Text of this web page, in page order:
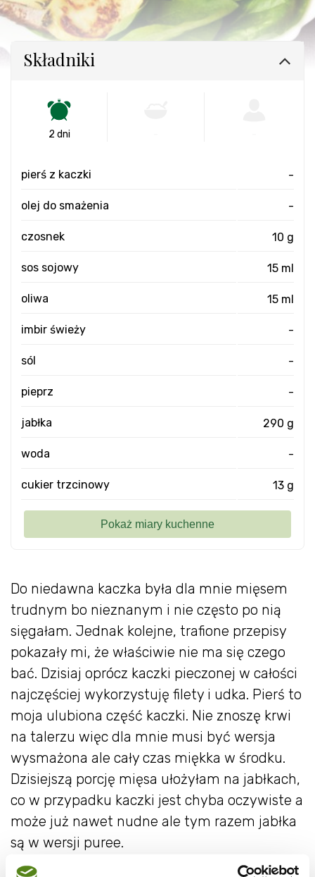
Do niedawna kaczka była dla mnie mięsem
trudnym bo nieznanym i nie często po nią
sięgałam. Jednak kolejne, trafione przepisy
pokazały mi, że właściwie nie ma się czego
bać. Dzisiaj oprócz kaczki pieczonej w całości
najczęściej wykorzystuję filety i udka. Pierś to
moja ulubiona część kaczki. Nie znoszę krwi
na talerzu więc dla mnie musi być wersja
wysmażona ale cały czas miękka w środku.
Dzisiejszą porcję mięsa ułożyłam na jabłkach,
co w przypadku kaczki jest chyba oczywiste a
może już nawet nudne ale tym razem jabłka
są w wersji puree.
Składniki
2 dni
pierś z kaczki -
olej do smażenia -
czosnek 10 g
sos sojowy 15 ml
oliwa 15 ml
imbir świeży -
sól -
pieprz -
jabłka 290 g
woda -
cukier trzcinowy 13 g